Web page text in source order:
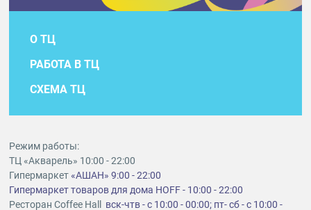
О ТЦ
РАБОТА В ТЦ
СХЕМА ТЦ
Режим работы:
ТЦ «Акварель» 10:00 - 22:00
Гипермаркет«АШАН» 9:00 - 22:00
Гипермаркет товаров для дома HOFF - 10:00 - 22:00
Ресторан Coffee Hall вск-чтв - с 10:00 - 00:00; пт- сб - с 10:00 -